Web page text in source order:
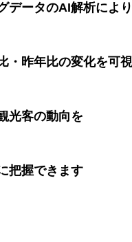
データのAI解析により
・昨年比の変化を可
光客の動向を
把握できます